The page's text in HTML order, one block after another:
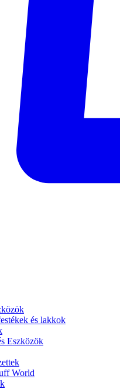
és lakkok
Eszközök
World